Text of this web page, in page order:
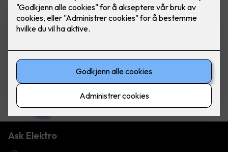
Varmefolie med
isolasjonsplate - Ferdig
Varmefolie 100cm som
Controls. Pris ferdig montert per kvm.
980,-
Ask Elektro